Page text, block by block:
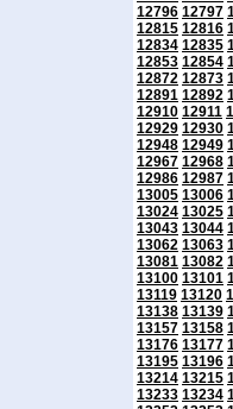
12796 12797
12815 12816
12834 12835
12853 12854
12872 12873
12891 12892
12910 12911
12929 12930
12948 12949
12967 12968
12986 12987
13005 13006
13024 13025
13043 13044
13062 13063
13081 13082
13100 13101
13119 13120
13138 13139
13157 13158
13176 13177
13195 13196
13214 13215
13233 13234